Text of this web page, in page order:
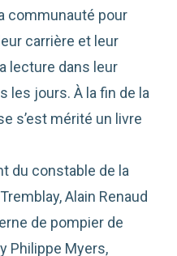
communauté pour
carrière et leur
lecture dans leur
les jours. À la fin de la
s’est mérité un livre
du constable de la
Alain Renaud
de pompier de
Philippe Myers,